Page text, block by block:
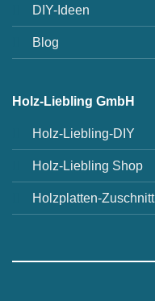
DIY-Ideen
Blog
Holz-Liebling GmbH
Holz-Liebling-DIY
Holz-Liebling Shop
Holzplatten-Zuschnitt